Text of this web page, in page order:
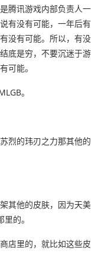
腾讯游戏内部负责人一
有没有可能，一年后有
没有可能。所以，有没
底是穷，不要沉迷于游
可能。
。
烈的玮刃之力那其他的
其他的皮肤，因为天美
的。
店里的，就比如这些皮